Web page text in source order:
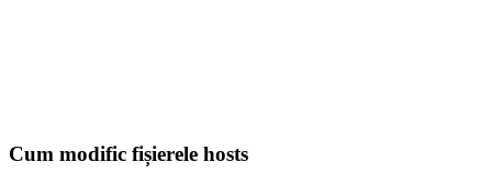
Cum modific fișierele hosts